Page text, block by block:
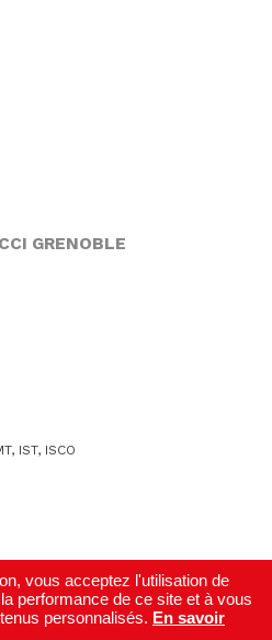
GRENOBLE
IST, ISCO
vous acceptez l'utilisation de
performance de ce site et à vous
personnalisés. En savoir